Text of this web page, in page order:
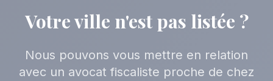
Votre ville n'est pas listée ?
Nous pouvons vous mettre en relation
avec un avocat fiscaliste proche de chez